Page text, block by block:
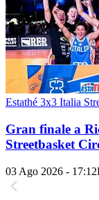
Estathé 3x3 Italia
Gran finale a
Streetbasket
03 Ago 2026 - 17:12